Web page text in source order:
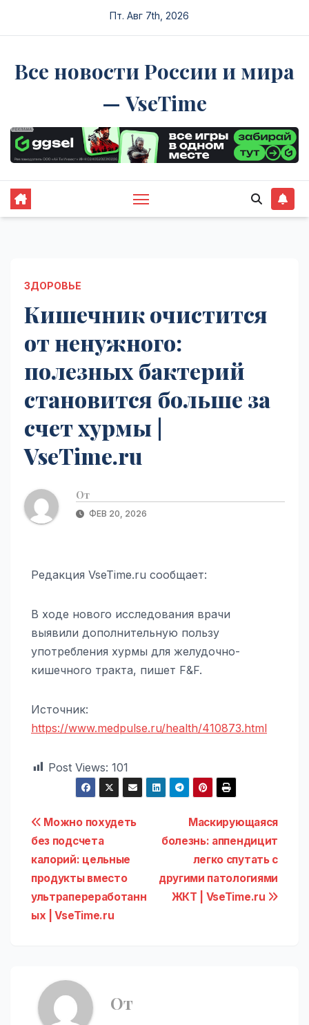
Пт. Авг 7th, 2026
Все новости России и мира
— VseTime
ЗДОРОВЬЕ
Кишечник очистится
от ненужного:
полезных бактерий
становится больше за
счет хурмы |
VseTime.ru
От
ФЕВ 20, 2026
Редакция VseTime.ru сообщает:
В ходе нового исследования врачи
выявили дополнительную пользу
употребления хурмы для желудочно-
кишечного тракта, пишет F&F.
Источник:
https://www.medpulse.ru/health/410873.html
Post Views: 101
Навигация
по
записям
Маскирующаяся
болезнь: аппендицит
легко спутать с
другими патологиями
ЖКТ | VseTime.ru
Можно похудеть
без подсчета
калорий: цельные
продукты вместо
ультрапереработанн
ых | VseTime.ru
От